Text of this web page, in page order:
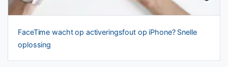
FaceTime wacht op activeringsfout op iPhone? Snelle
oplossing